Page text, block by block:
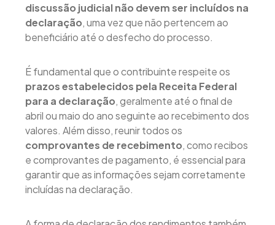
discussão judicial não devem ser incluídos na
declaração, uma vez que não pertencem ao
beneficiário até o desfecho do processo.
É fundamental que o contribuinte respeite os
prazos estabelecidos pela Receita Federal
para a declaração, geralmente até o final de
abril ou maio do ano seguinte ao recebimento dos
valores. Além disso, reunir todos os
comprovantes de recebimento, como recibos
e comprovantes de pagamento, é essencial para
garantir que as informações sejam corretamente
incluídas na declaração.